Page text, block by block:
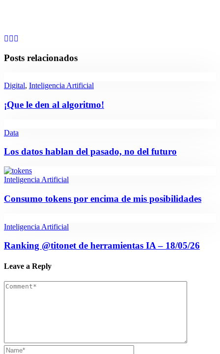
Posts relacionados
Digital, Inteligencia Artificial
¡Que le den al algoritmo!
Data
Los datos hablan del pasado, no del futuro
Inteligencia Artificial
Consumo tokens por encima de mis posibilidades
Inteligencia Artificial
Ranking @titonet de herramientas IA – 18/05/26
Leave a Reply